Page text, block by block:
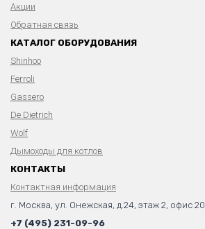
Акции
Обратная связь
КАТАЛОГ ОБОРУДОВАНИЯ
Shinhoo
Ferroli
Gassero
De Dietrich
Wolf
Дымоходы для котлов
КОНТАКТЫ
Контактная информация
г. Москва, ул. Онежская, д.24, этаж 2, офис 20
+7 (495) 231-09-96